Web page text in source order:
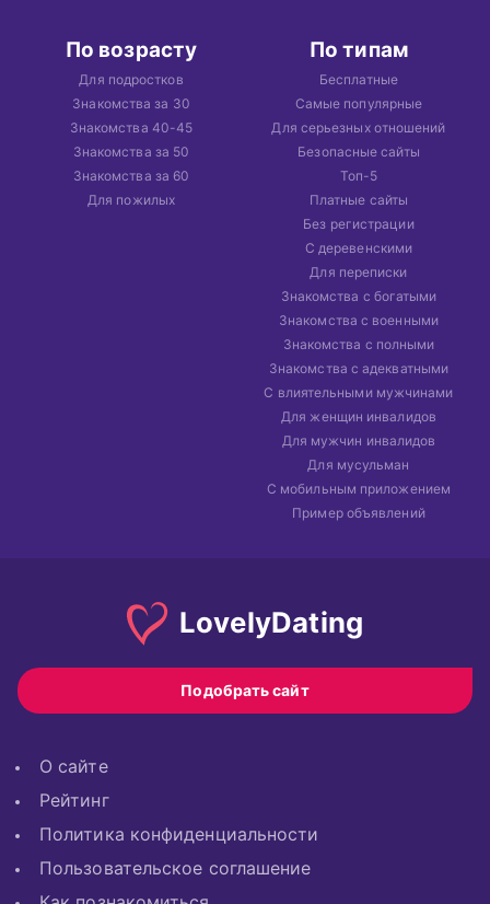
По возрасту
Для подростков
Знакомства за 30
Знакомства 40-45
Знакомства за 50
Знакомства за 60
Для пожилых
По типам
Бесплатные
Самые популярные
Для серьезных отношений
Безопасные сайты
Топ-5
Платные сайты
Без регистрации
С деревенскими
Для переписки
Знакомства с богатыми
Знакомства с военными
Знакомства с полными
Знакомства с адекватными
С влиятельными мужчинами
Для женщин инвалидов
Для мужчин инвалидов
Для мусульман
С мобильным приложением
Пример объявлений
LovelyDating
Подобрать сайт
О сайте
Рейтинг
Политика конфиденциальности
Пользовательское соглашение